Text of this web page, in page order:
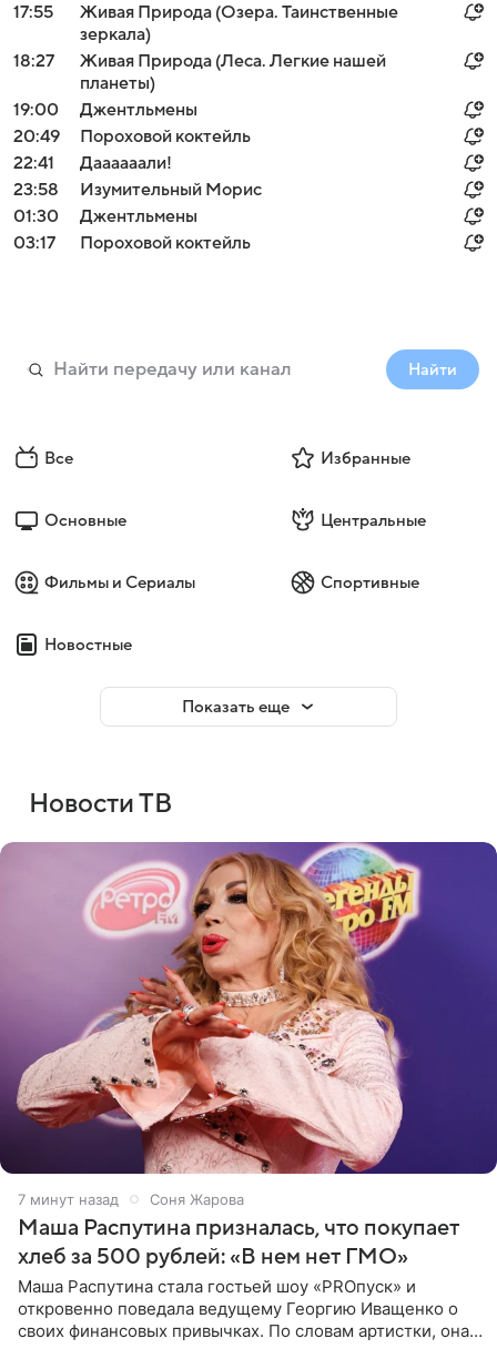
17:55
Живая Природа (Озера. Таинственные
зеркала)
18:27
Живая Природа (Леса. Легкие нашей
планеты)
19:00
Джентльмены
20:49
Пороховой коктейль
22:41
Даааааали!
23:58
Изумительный Морис
01:30
Джентльмены
03:17
Пороховой коктейль
Найти
Все Избранные
Основные Центральные
Фильмы и Сериалы Спортивные
Новостные
Показать еще
Новости ТВ
8 минут назад Соня Жарова
Маша Распутина призналась, что покупает
хлеб за 500 рублей: «В нем нет ГМО»
Маша Распутина стала гостьей шоу «PROпуск» и
откровенно поведала ведущему Георгию Иващенко о
своих финансовых привычках. По словам артистки, она